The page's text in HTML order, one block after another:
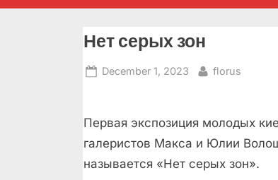
menu
Нет серых зон
Posted
December 1, 2023 By
florus
Первая экспозиция молодых
галеристов Максa и Юлии
называется «Нет серых зон».